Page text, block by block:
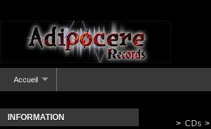
Accueil
INFORMATION
> CDs >